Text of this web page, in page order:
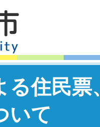
る住民票
いて